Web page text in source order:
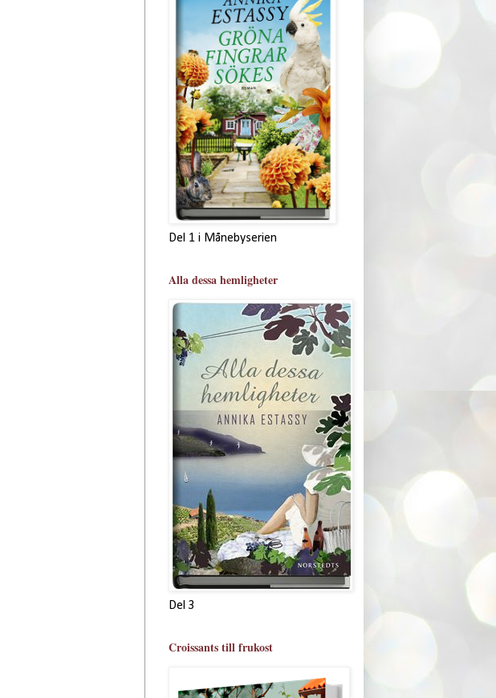
Del 1 i Månebyserien
Alla dessa hemligheter
Del 3
Croissants till frukost